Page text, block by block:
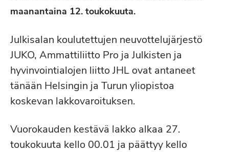
maanantaina 12. toukokuuta.
Julkisalan koulutettujen neuvottelujärjestö
JUKO, Ammattiliitto Pro ja Julkisten ja
hyvinvointialojen liitto JHL ovat antaneet
tänään Helsingin ja Turun yliopistoa
koskevan lakkovaroituksen.
Vuorokauden kestävä lakko alkaa 27.
toukokuuta kello 00.01 ja päättyy kello